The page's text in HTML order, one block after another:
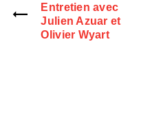
Entretien avec
Julien Azuar et
Olivier Wyart